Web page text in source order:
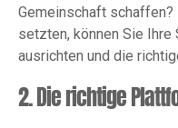
Gemeinschaft
setzten, können Sie
ausrichten und die
2. Die richtige